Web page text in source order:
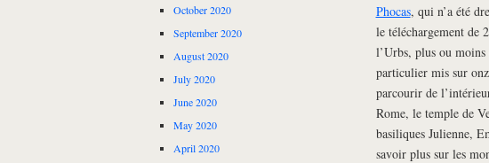
Phocas, qui n’a été
le téléchargement de
l’Urbs, plus ou
particulier mis sur
parcourir de
Rome, le temple de
basiliques Julienne,
savoir plus sur les
October 2020
September 2020
August 2020
July 2020
June 2020
May 2020
April 2020